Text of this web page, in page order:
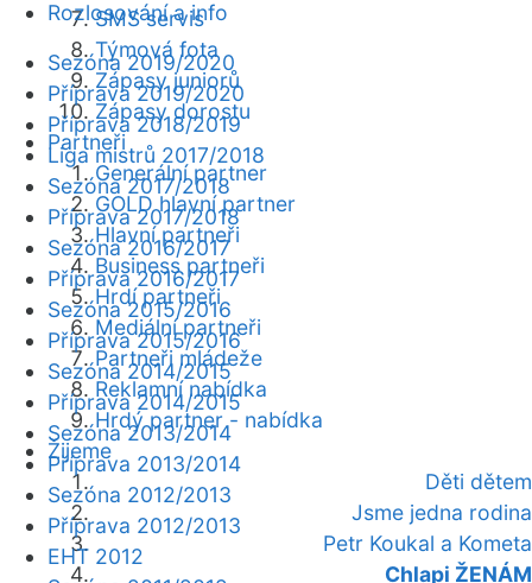
SMS servis
Týmová fota
Zápasy juniorů
Zápasy dorostu
Partneři
Generální partner
GOLD hlavní partner
Hlavní partneři
Business partneři
Hrdí partneři
Mediální partneři
Partneři mládeže
Reklamní nabídka
Hrdý partner - nabídka
Žijeme
Děti dětem
Jsme jedna rodina
Petr Koukal a Kometa
Chlapi ŽENÁM
Rozlosování a info
Sezóna 2019/2020
Příprava 2019/2020
Příprava 2018/2019
Liga mistrů 2017/2018
Sezóna 2017/2018
Příprava 2017/2018
Sezóna 2016/2017
Příprava 2016/2017
Sezóna 2015/2016
Příprava 2015/2016
Sezóna 2014/2015
Příprava 2014/2015
Sezóna 2013/2014
Příprava 2013/2014
Sezóna 2012/2013
Příprava 2012/2013
EHT 2012